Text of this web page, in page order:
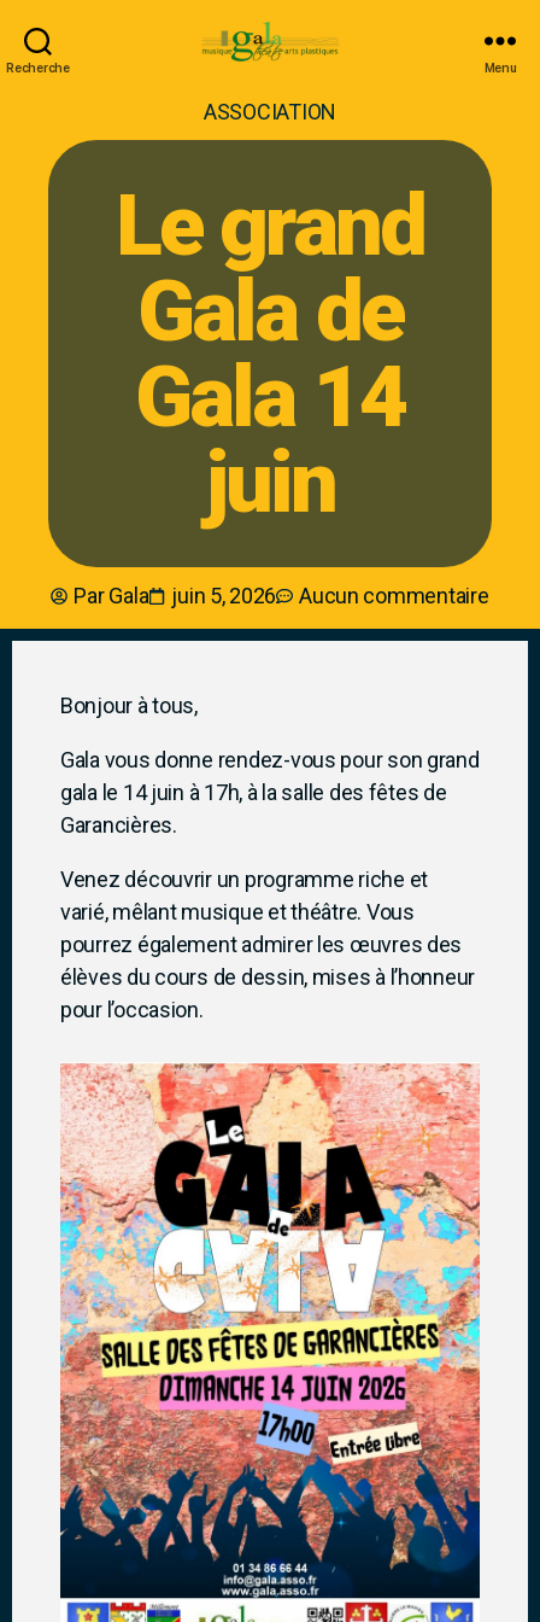
Recherche Menu
ASSOCIATION
Le grand
Gala de
Gala 14
juin
ParGala juin 5, 2026 Aucun commentaire
Bonjour à tous,
Gala vous donne rendez-vous pour son grand
gala le 14 juin à 17h, à la salle des fêtes de
Garancières.
Venez découvrir un programme riche et
varié, mêlant musique et théâtre. Vous
pourrez également admirer les œuvres des
élèves du cours de dessin, mises à l’honneur
pour l’occasion.